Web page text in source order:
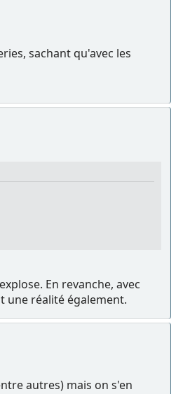
sachant qu'avec les
En revanche, avec
une réalité également.
autres) mais on s'en